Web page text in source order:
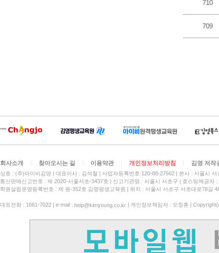
710
709
회사소개 찾아오시는 길 이용약관 개인정보처리방침 김영 저작
상호 : (주)아이비김영 대표이사 : 김석철 사업자등록번호 120-88-27562
본사 : 서울시
통신판매신고번호 : 제 2020-서울서초-3437호
신고기관명 : 서울시 서초구
호스팅제공자
학원설립운영등록번호 : 제 원-352호 김영평생교육원 | 위치 : 서울시 서초구 서초대로78길
대표전화 : 1661-7022 | e-mail : help@kimyoung.co.kr | 개인정보책임자 : 오창훈 |